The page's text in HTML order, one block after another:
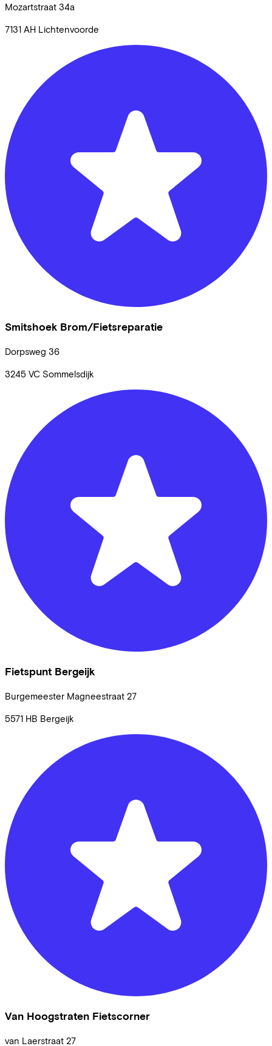
Mozartstraat 34a
7131 AH Lichtenvoorde
Smitshoek Brom/Fietsreparatie
Dorpsweg 36
3245 VC Sommelsdijk
Fietspunt Bergeijk
Burgemeester Magneestraat 27
5571 HB Bergeijk
Van Hoogstraten Fietscorner
van Laerstraat 27